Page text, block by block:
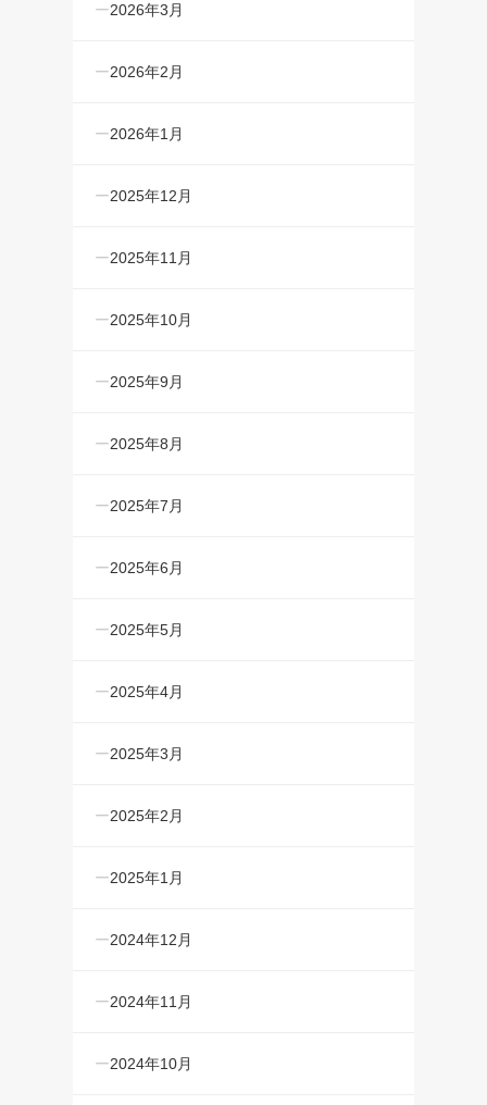
2026年3月
2026年2月
2026年1月
2025年12月
2025年11月
2025年10月
2025年9月
2025年8月
2025年7月
2025年6月
2025年5月
2025年4月
2025年3月
2025年2月
2025年1月
2024年12月
2024年11月
2024年10月